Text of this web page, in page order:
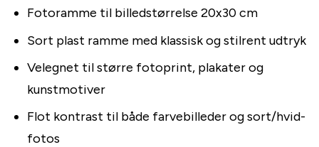
Fotoramme til billedstørrelse 20x30 cm
Sort plast ramme med klassisk og stilrent udtryk
Velegnet til større fotoprint, plakater og
kunstmotiver
Flot kontrast til både farvebilleder og sort/hvid-
fotos